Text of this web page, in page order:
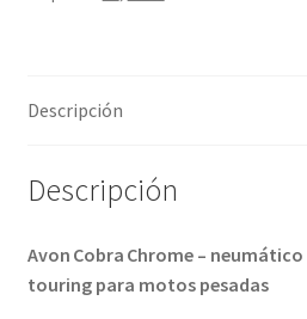
Descripción
Descripción
Avon Cobra Chrome –
touring para motos pesadas